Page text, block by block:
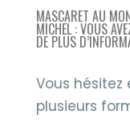
MASCARET AU
MICHEL : VOUS
DE PLUS
Vous hésitez
plusieurs